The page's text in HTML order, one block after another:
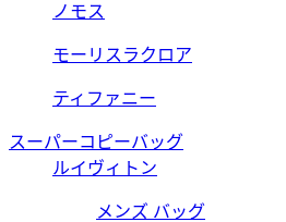
ノモス
モーリスラクロア
ティファニー
スーパーコピーバッグ
ルイヴィトン
メンズ バッグ